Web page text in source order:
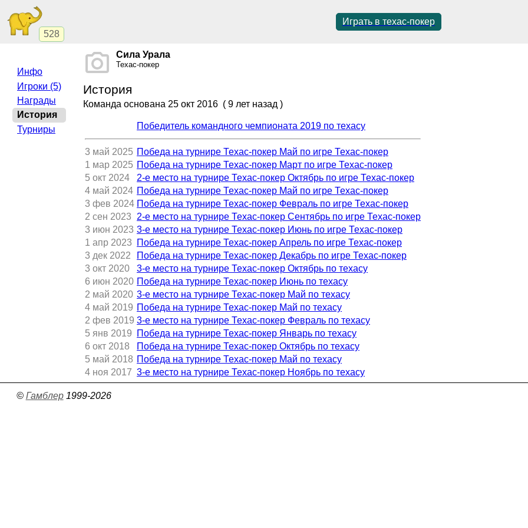
528
Играть в техас-покер
Сила Урала
Техас-покер
История
Команда основана 25 окт 2016 ( 9 лет назад )
Победитель командного чемпионата 2019 по техасу
3 май 2025 Победа на турнире Техас-покер Май по игре Техас-покер
1 мар 2025 Победа на турнире Техас-покер Март по игре Техас-покер
5 окт 2024
2-е место на турнире Техас-покер Октябрь по игре Техас-покер
4 май 2024 Победа на турнире Техас-покер Май по игре Техас-покер
3 фев 2024 Победа на турнире Техас-покер Февраль по игре Техас-покер
2 сен 2023
2-е место на турнире Техас-покер Сентябрь по игре Техас-покер
3 июн 2023 3-е место на турнире Техас-покер Июнь по игре Техас-покер
1 апр 2023
Победа на турнире Техас-покер Апрель по игре Техас-покер
3 дек 2022
Победа на турнире Техас-покер Декабрь по игре Техас-покер
3 окт 2020
3-е место на турнире Техас-покер Октябрь по техасу
6 июн 2020 Победа на турнире Техас-покер Июнь по техасу
2 май 2020 3-е место на турнире Техас-покер Май по техасу
4 май 2019 Победа на турнире Техас-покер Май по техасу
2 фев 2019 3-е место на турнире Техас-покер Февраль по техасу
5 янв 2019
Победа на турнире Техас-покер Январь по техасу
6 окт 2018
Победа на турнире Техас-покер Октябрь по техасу
5 май 2018 Победа на турнире Техас-покер Май по техасу
4 ноя 2017 3-е место на турнире Техас-покер Ноябрь по техасу
Инфо
Игроки (5)
Награды
История
Турниры
© Гамблер1999-2026